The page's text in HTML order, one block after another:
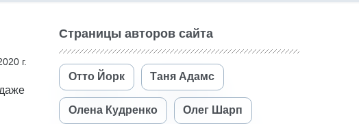
г.
Страницы авторов сайта
Отто Йорк Таня Адамс
Олена Кудренко Олег Шарп